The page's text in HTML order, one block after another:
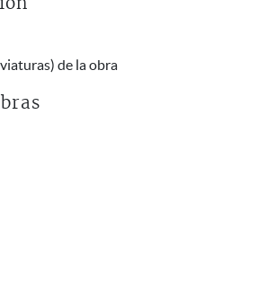
de la obra